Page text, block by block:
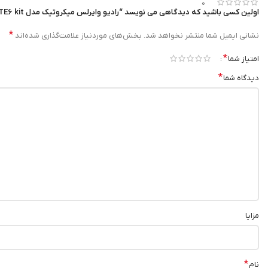
0
اولین کسی باشید که دیدگاهی می نویسد “رادیو وایرلس میکروتیک مدل SXT LTE6 kit”
نشانی ایمیل شما منتشر نخواهد شد. بخش‌های موردنیاز علامت‌گذاری شده‌اند *
امتیاز شما*
دیدگاه شما*
مزایا
نام*